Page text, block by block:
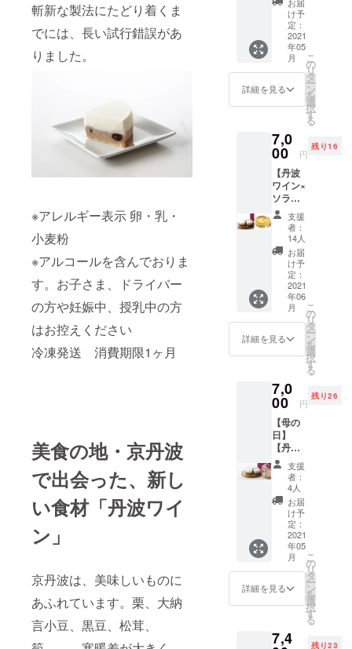
斬新な製法にたどり着くま
でには、長い試行錯誤があ
りました。
※アレルギー表示 卵・乳・
小麦粉
※アルコールを含んでおりま
す。お子さま、ドライバー
の方や妊娠中、授乳中の方
はお控えください
冷凍発送 消費期限1ヶ月
美食の地・京丹波
で出会った、新し
い食材「丹波ワイ
ン」
京丹波は、美味しいものに
あふれています。栗、大納
言小豆、黒豆、松茸、
分が一切な
い本物の味
をお客様に
お届けでき
ると嬉しい
です。
一時お休み
して、右京
区太秦の工
房から京都
駅構内にあ
る「グラン
ドキヨス
ク」「ギフ
ク」の二店
に常時チー
ズケーキ6種
月に1～3週
間の短期出
店ではあり
ますが、梅
田阪急百貨
店や大丸、
伊勢丹等の
京阪神の主
要百貨店
や、駅ナカ
スイーツと
呼ばれる京
鉄の駅構内
ア、2層
が織り
なす大
人の
チーズ
ケーキ
※アレル
ギー表
示 卵・
麦粉 ※
アル
コール
を含ん
でおり
ます。
お子さ
ま、ド
ライ
バーの
方や妊
娠中、
授乳中
の方は
お控え
くださ
い 冷凍
け予
定：
2021
年05
月
詳細を見る
こ
の
リ
タ
ー
ン
を
選
択
す
る
7,0
00 円
残り16
【丹波
ワイン×
ソラア
オ】赤
のベイ
クドと
白のレ
ア、2層
が織り
なす大
人の
チーズ
ケーキ
と当店
一番人
気のプ
なプレ
ミアム
チーズ
ケーキ
のセッ
トで
す。 ※
アレル
ギー表
示 卵・
乳・小
麦粉 ※
アル
コール
を含ん
でおり
ます。
バーの
支援
者：
14人
お届
け予
定：
2021
年06
月
詳細を見る
こ
の
リ
タ
ー
ン
を
選
択
す
る
7,0
00 円
残り26
【母の
日】
【丹波
ワイン×
ソラア
オ】赤
のベイ
クドと
白のレ
ア、2層
が織り
なす大
人の
チーズ
ケー
キ、造
ネー
支援
者：
4人
お届
け予
定：
2021
年05
月
詳細を見る
こ
の
リ
タ
ー
ン
を
選
択
す
る
7,4 残り23